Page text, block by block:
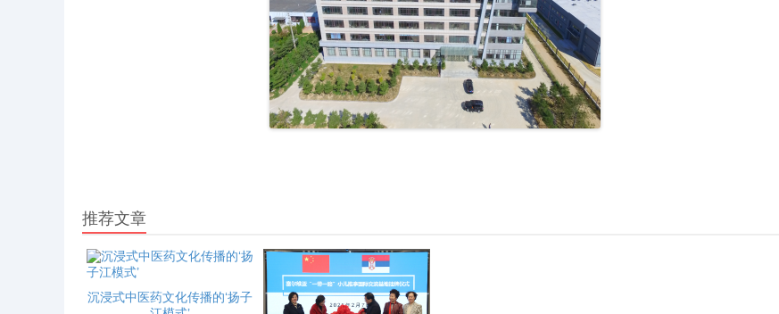
推荐文章
沉浸式中医药文化传播的‘扬子